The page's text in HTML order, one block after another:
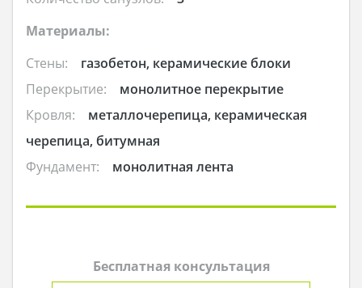
Материалы:
Стены:
газобетон, керамические блоки
Перекрытие:
монолитное перекрытие
Кровля:
металлочерепица, керамическая
черепица, битумная
Фундамент:
монолитная лента
Бесплатная консультация